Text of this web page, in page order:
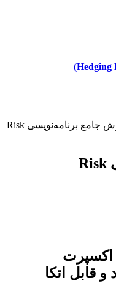
آموزش جامع برنامه‌نویسی Risk
آموزش جامع برنامه‌نویسی Risk
اکسپرت
و قابل اتکا